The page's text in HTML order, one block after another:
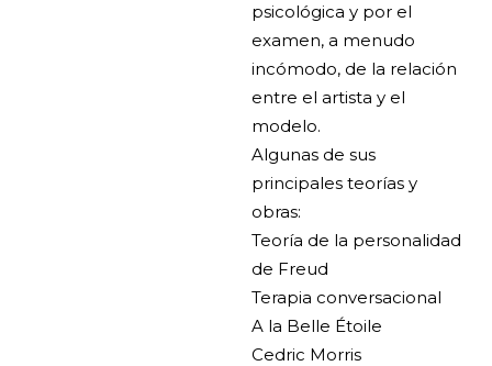
psicológica y por el
examen, a menudo
incómodo, de la relación
entre el artista y el
modelo.
Algunas de sus
principales teorías y
obras:
Teoría de la personalidad
de Freud
Terapia conversacional
A la Belle Étoile
Cedric Morris